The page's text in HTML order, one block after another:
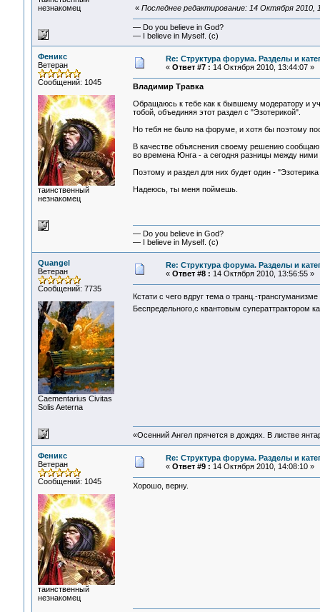
незнакомец
« Последнее редактирование: 14 Октября 2010,
— Do you believe in God?
— I believe in Myself. (c)
Феникс
Ветеран
Сообщений: 1045
таинственный
незнакомец
Re: Структура форума. Разделы и
« Ответ #7 : 14 Октября 2010, 13:44:07 »
Владимир Травка
Обращаюсь к тебе как к бывшему модератору и
тобой, объединяя этот раздел с "Эзотерикой".
Но тебя не было на форуме, и хотя бы поэтому
В качестве объяснения своему решению сообщаю
во времена Юнга - а сегодня разницы между ними
Поэтому и раздел для них будет один -
Надеюсь, ты меня поймешь.
— Do you believe in God?
— I believe in Myself. (c)
Quangel
Ветеран
Сообщений: 7735
Сaementarius Civitas
Solis Aeterna
Re: Структура форума. Разделы и
« Ответ #8 : 14 Октября 2010, 13:56:55 »
Кстати с чего вдруг тема о транц.-
Беспредельного,с квантовым суператтрактором
«Осенний Ангел прячется в дождях. В листве
Феникс
Ветеран
Сообщений: 1045
таинственный
незнакомец
Re: Структура форума. Разделы и
« Ответ #9 : 14 Октября 2010, 14:08:10 »
Хорошо, верну.